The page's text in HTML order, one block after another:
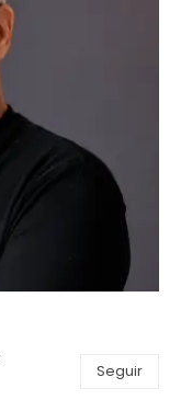
Seguir